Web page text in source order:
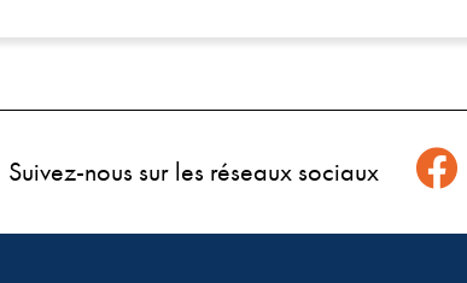
Suivez-nous sur les réseaux sociaux